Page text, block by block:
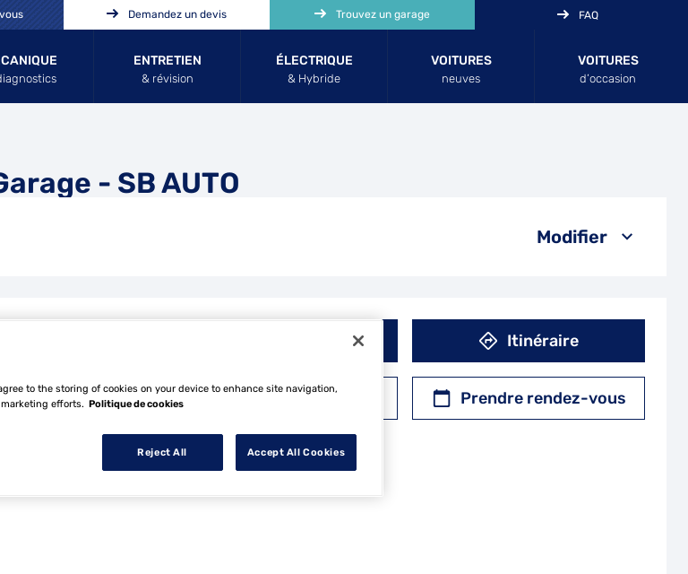
ENTRETIEN
& révision
ÉLECTRIQUE
& Hybride
VOITURES
neuves
VOITURES
d’occasion
Demandez un devis Trouvez un garage FAQ
- SB AUTO
Modifier
Itinéraire
Demander un devis Prendre rendez-vous
to the storing of cookies on your device to enhance site navigation,
efforts. Politique de cookies
Reject All Accept All Cookies